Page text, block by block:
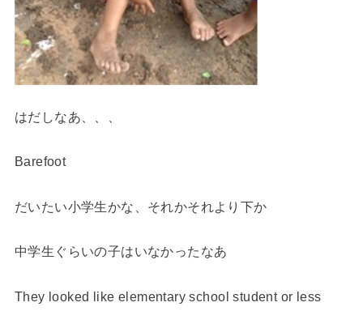
はだしなあ、、、
Barefoot
だいたい小学生かな、それかそれより下か
中学生ぐらいの子はいなかったなあ
They looked like elementary school student or less